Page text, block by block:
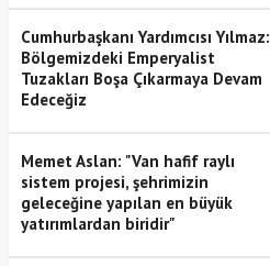
Cumhurbaşkanı Yardımcısı Yılmaz:
Bölgemizdeki Emperyalist
Tuzakları Boşa Çıkarmaya Devam
Edeceğiz
Memet Aslan: "Van hafif raylı
sistem projesi, şehrimizin
geleceğine yapılan en büyük
yatırımlardan biridir"